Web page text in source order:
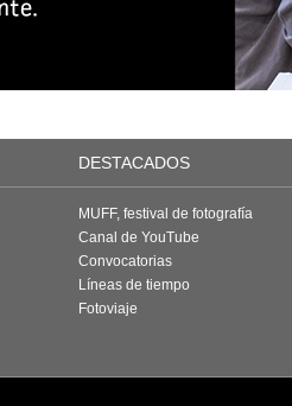
DESTACADOS
MUFF, festival de fotografía
Canal de YouTube
Convocatorias
Líneas de tiempo
Fotoviaje